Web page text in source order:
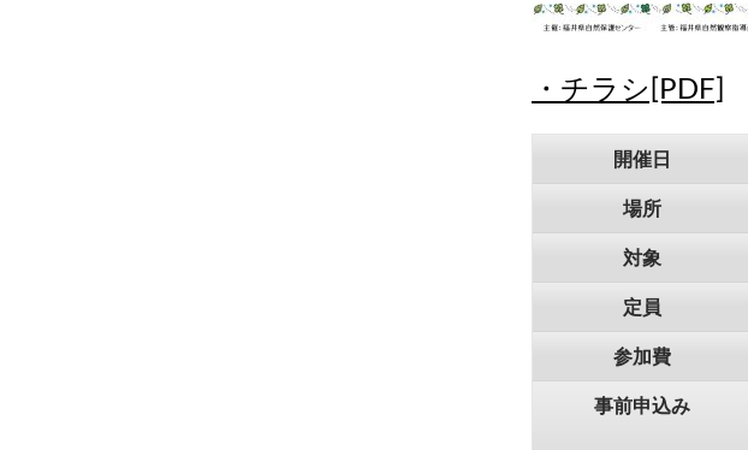
・チラシ[PDF]
開催日
場所
対象
定員
参加費
事前申込み